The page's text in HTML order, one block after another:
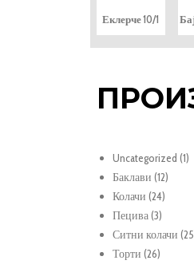
Еклерче 10/1
Uncategorized 11
Баклави 1212
Колачи 2424
Пецива 33
Ситни колачи 25
Торти 2626